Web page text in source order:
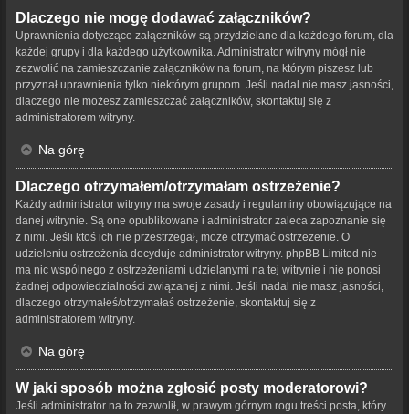
Dlaczego nie mogę dodawać załączników?
Uprawnienia dotyczące załączników są przydzielane dla każdego forum, dla
każdej grupy i dla każdego użytkownika. Administrator witryny mógł nie
zezwolić na zamieszczanie załączników na forum, na którym piszesz lub
przyznał uprawnienia tylko niektórym grupom. Jeśli nadal nie masz jasności,
dlaczego nie możesz zamieszczać załączników, skontaktuj się z
administratorem witryny.
Na górę
Dlaczego otrzymałem/otrzymałam ostrzeżenie?
Każdy administrator witryny ma swoje zasady i regulaminy obowiązujące na
danej witrynie. Są one opublikowane i administrator zaleca zapoznanie się
z nimi. Jeśli ktoś ich nie przestrzegał, może otrzymać ostrzeżenie. O
udzieleniu ostrzeżenia decyduje administrator witryny. phpBB Limited nie
ma nic wspólnego z ostrzeżeniami udzielanymi na tej witrynie i nie ponosi
żadnej odpowiedzialności związanej z nimi. Jeśli nadal nie masz jasności,
dlaczego otrzymałeś/otrzymałaś ostrzeżenie, skontaktuj się z
administratorem witryny.
Na górę
W jaki sposób można zgłosić posty moderatorowi?
Jeśli administrator na to zezwolił, w prawym górnym rogu treści posta, który